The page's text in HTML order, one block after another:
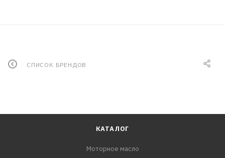
СПИСОК БРЕНДОВ
КАТАЛОГ
Моторное масло